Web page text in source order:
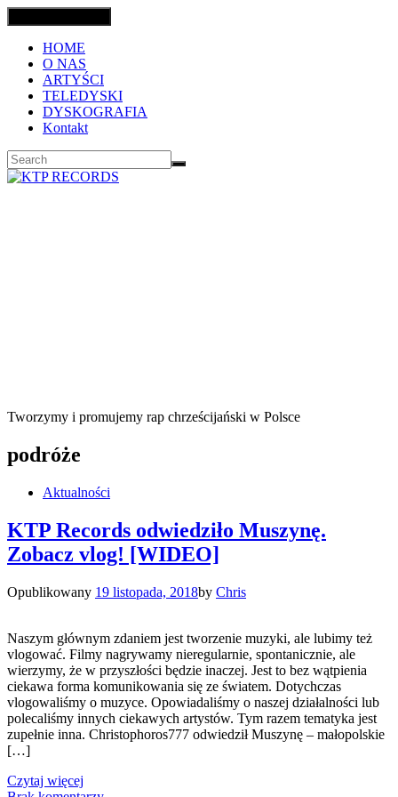
HOME
O NAS
ARTYŚCI
TELEDYSKI
DYSKOGRAFIA
Kontakt
Tworzymy i promujemy rap chrześcijański w Polsce
podróże
Aktualności
KTP Records odwiedziło Muszynę.
Zobacz vlog! [WIDEO]
Opublikowany 19 listopada, 2018by Chris
Naszym głównym zdaniem jest tworzenie muzyki, ale lubimy też
vlogować. Filmy nagrywamy nieregularnie, spontanicznie, ale
wierzymy, że w przyszłości będzie inaczej. Jest to bez wątpienia
ciekawa forma komunikowania się ze światem. Dotychczas
vlogowaliśmy o muzyce. Opowiadaliśmy o naszej działalności lub
polecaliśmy innych ciekawych artystów. Tym razem tematyka jest
zupełnie inna. Christophoros777 odwiedził Muszynę – małopolskie
[…]
Czytaj więcej